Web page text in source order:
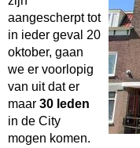
aangescherpt tot
in ieder geval 20
oktober, gaan
we er voorlopig
van uit dat er
maar 30 leden
in de City
mogen komen.